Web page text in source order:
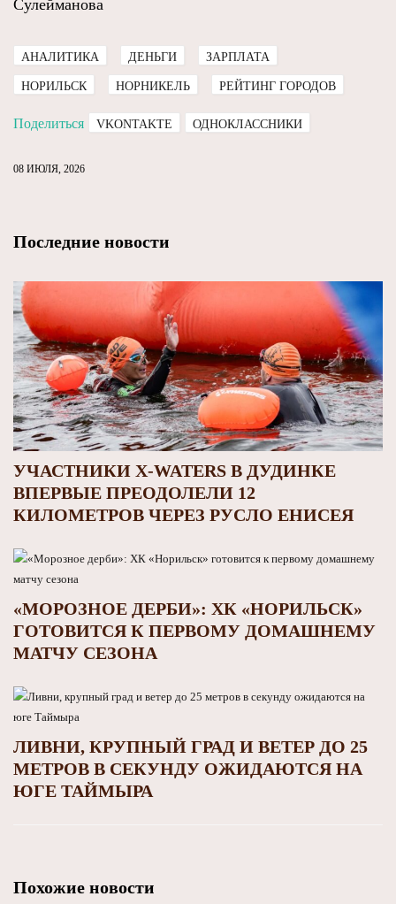
Сулейманова
АНАЛИТИКА ДЕНЬГИ ЗАРПЛАТА
НОРИЛЬСК НОРНИКЕЛЬ РЕЙТИНГ ГОРОДОВ
Поделиться VKONTAKTE ОДНОКЛАССНИКИ
08 ИЮЛЯ, 2026
Последние новости
УЧАСТНИКИ X-WATERS В ДУДИНКЕ
ВПЕРВЫЕ ПРЕОДОЛЕЛИ 12
КИЛОМЕТРОВ ЧЕРЕЗ РУСЛО ЕНИСЕЯ
«МОРОЗНОЕ ДЕРБИ»: ХК «НОРИЛЬСК»
ГОТОВИТСЯ К ПЕРВОМУ ДОМАШНЕМУ
МАТЧУ СЕЗОНА
ЛИВНИ, КРУПНЫЙ ГРАД И ВЕТЕР ДО 25
МЕТРОВ В СЕКУНДУ ОЖИДАЮТСЯ НА
ЮГЕ ТАЙМЫРА
Похожие новости